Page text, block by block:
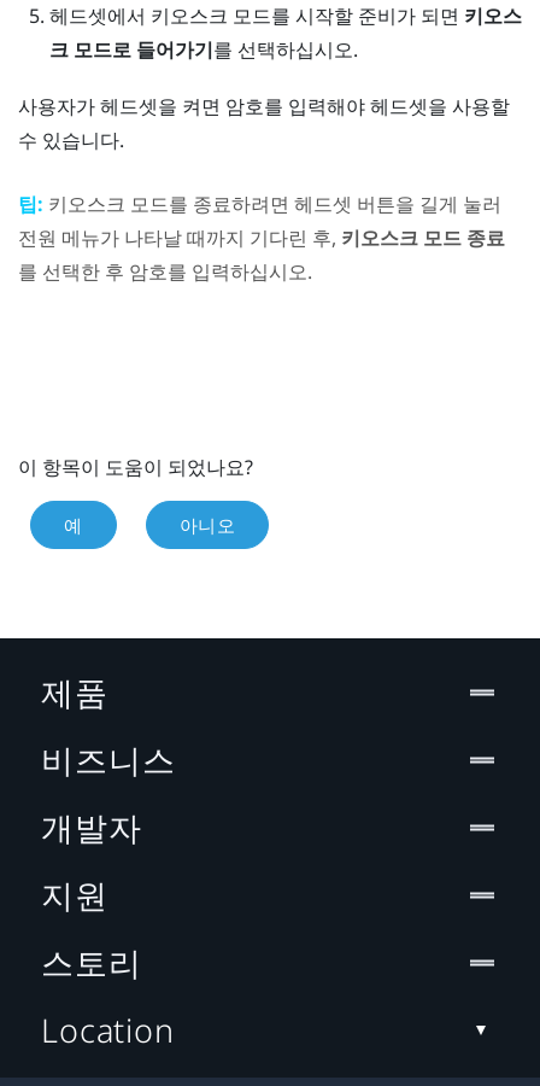
헤드셋에서 키오스크 모드를 시작할 준비가 되면 키오스
크 모드로 들어가기를 선택하십시오.
사용자가 헤드셋을 켜면 암호를 입력해야 헤드셋을 사용할
수 있습니다.
팁: 키오스크 모드를 종료하려면 헤드셋 버튼을 길게 눌러
전원 메뉴가 나타날 때까지 기다린 후, 키오스크 모드 종료
를 선택한 후 암호를 입력하십시오.
이 항목이 도움이 되었나요?
예 아니오
제품
비즈니스
개발자
지원
스토리
Location